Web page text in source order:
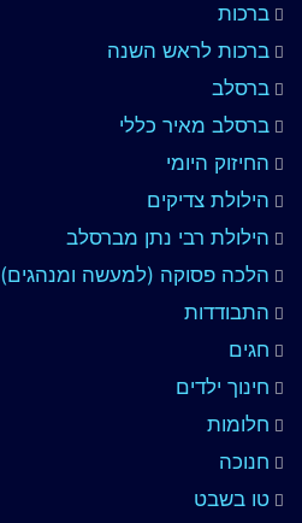
ברכות
ברכות לראש השנה
ברסלב
ברסלב מאיר כללי
החיזוק היומי
הילולת צדיקים
הילולת רבי נתן מברסלב
הלכה פסוקה (למעשה ומנהגים)
התבודדות
חגים
חינוך ילדים
חלומות
חנוכה
טו בשבט